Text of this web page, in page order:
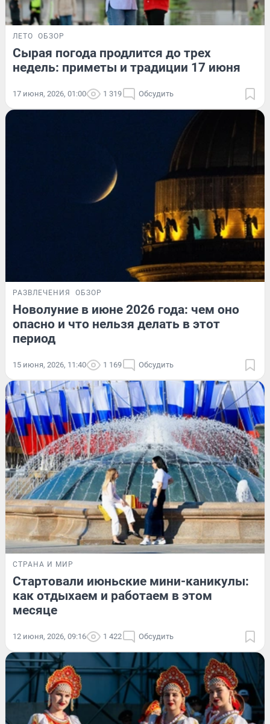
ЛЕТО ОБЗОР
Сырая погода продлится до трех
недель: приметы и традиции 17 июня
17 июня, 2026, 01:00 1 319 Обсудить
РАЗВЛЕЧЕНИЯ ОБЗОР
Новолуние в июне 2026 года: чем оно
опасно и что нельзя делать в этот
период
15 июня, 2026, 11:40 1 169 Обсудить
СТРАНА И МИР
Стартовали июньские мини-каникулы:
как отдыхаем и работаем в этом
месяце
12 июня, 2026, 09:16 1 422 Обсудить